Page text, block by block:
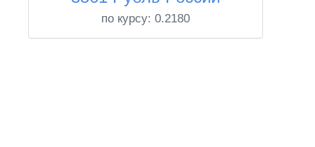
по курсу: 0.2180